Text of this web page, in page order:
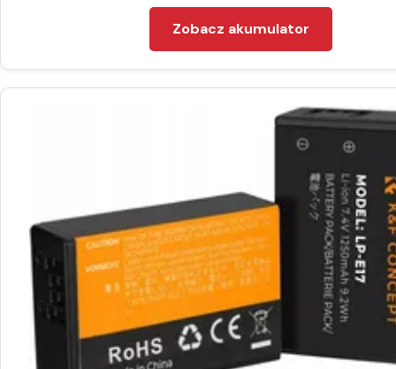
Zobacz akumulator